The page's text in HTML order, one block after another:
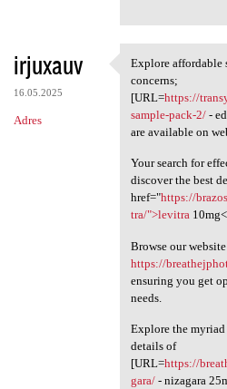
irjuxauv
16.05.2025
Adres
Explore
Explore affordable
concerns;
[URL=https://
sample-pack-2/-
are available on
Your search for
discover the best
href="https://
tra/">levitra
Browse our
https://
ensuring you get
needs.
Explore the
details of
[URL=https://
gara/- nizagara